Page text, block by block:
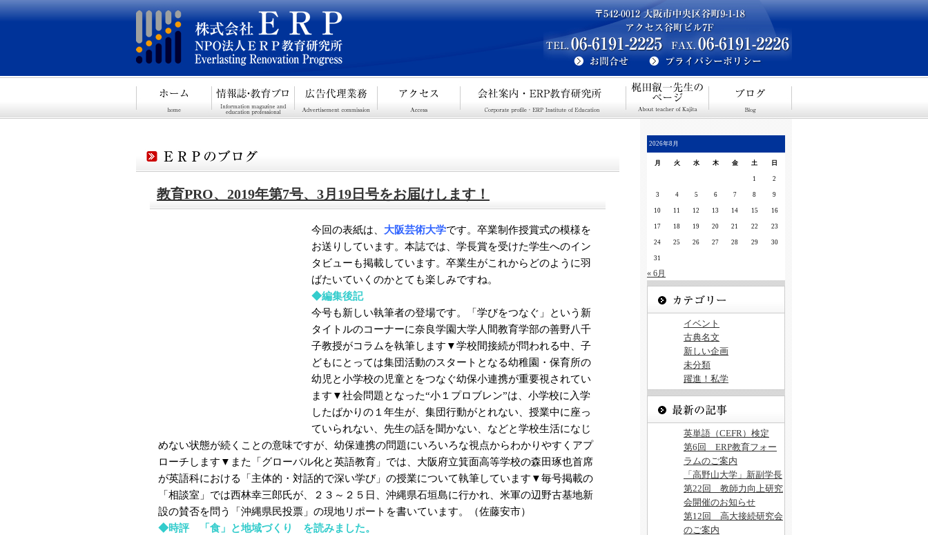
教育PRO、2019年第7号、3月19日号をお届けします！
今回の表紙は、 大阪芸術大学です。卒業制作授賞式の模様を
お送りしています。本誌では、学長賞を受けた学生へのイン
タビューも掲載しています。卒業生がこれからどのように羽
ばたいていくのかとても楽しみですね。
◆編集後記
今号も新しい執筆者の登場です。「学びをつなぐ」という新
タイトルのコーナーに奈良学園大学人間教育学部の善野八千
子教授がコラムを執筆します▼学校間接続が問われる中、子
どもにとっては集団活動のスタートとなる幼稚園・保育所の
幼児と小学校の児童とをつなぐ幼保小連携が重要視されてい
ます▼社会問題となった“小１プロブレン”は、小学校に入学
したばかりの１年生が、集団行動がとれない、授業中に座っ
ていられない、先生の話を聞かない、などと学校生活になじ
めない状態が続くことの意味ですが、幼保連携の問題にいろいろな視点からわかりやすくアプ
ローチします▼また「グローバル化と英語教育」では、大阪府立箕面高等学校の森田琢也首席
が英語科における「主体的・対話的で深い学び」の授業について執筆しています▼毎号掲載の
「相談室」では西林幸三郎氏が、２３～２５日、沖縄県石垣島に行かれ、米軍の辺野古基地新
設の賛否を問う「沖縄県民投票」の現地リポートを書いています。（佐藤安市）
◆時評 「食」と地域づくり を読みました。
2026年8月
月 火 水 木 金 土 日
1 2
3 4 5 6 7 8 9
10 11 12 13 14 15 16
17 18 19 20 21 22 23
24 25 26 27 28 29 30
31
« 6月
イベント
古典名文
新しい企画
未分類
躍進！私学
英単語（CEFR）検定
第6回 ERP教育フォー
ラムのご案内
「高野山大学」新副学長
第22回 教師力向上研究
会開催のお知らせ
第12回 高大接続研究会
のご案内